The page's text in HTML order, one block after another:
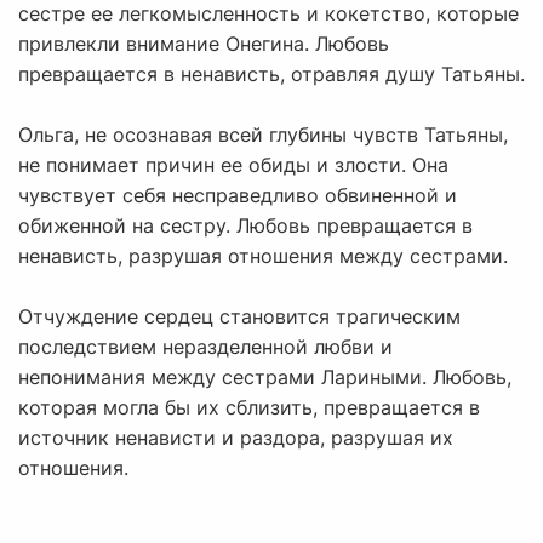
сестре ее легкомысленность и кокетство, которые
привлекли внимание Онегина. Любовь
превращается в ненависть, отравляя душу Татьяны.
Ольга, не осознавая всей глубины чувств Татьяны,
не понимает причин ее обиды и злости. Она
чувствует себя несправедливо обвиненной и
обиженной на сестру. Любовь превращается в
ненависть, разрушая отношения между сестрами.
Отчуждение сердец становится трагическим
последствием неразделенной любви и
непонимания между сестрами Лариными. Любовь,
которая могла бы их сблизить, превращается в
источник ненависти и раздора, разрушая их
отношения.